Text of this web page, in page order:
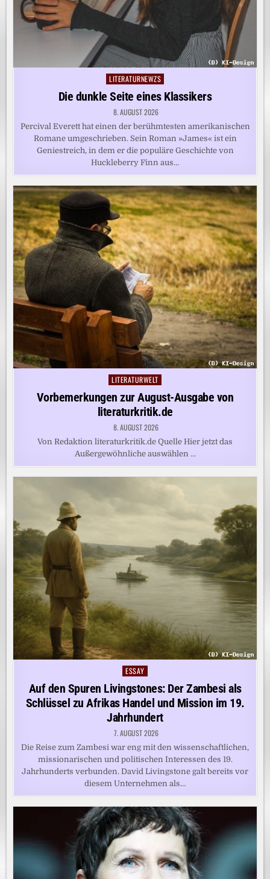
Posted
in
LITERATURNEWZS
Die dunkle Seite eines Klassikers
8. AUGUST 2026
Percival Everett hat einen der berühmtesten amerikanischen
Romane umgeschrieben. Sein Roman »James« ist ein
Geniestreich, in dem er die populäre Geschichte von
Huckleberry Finn aus…
Posted
LITERATURWELT
Vorbemerkungen zur August-Ausgabe von
literaturkritik.de
8. AUGUST 2026
Von Redaktion literaturkritik.de Quelle Hier jetzt das
Außergewöhnliche auswählen …
Posted
ESSAY
Auf den Spuren Livingstones: Der Zambesi als
Schlüssel zu Afrikas Handel und Mission im 19.
Jahrhundert
7. AUGUST 2026
Die Reise zum Zambesi war eng mit den wissenschaftlichen,
missionarischen und politischen Interessen des 19.
Jahrhunderts verbunden. David Livingstone galt bereits vor
diesem Unternehmen als…